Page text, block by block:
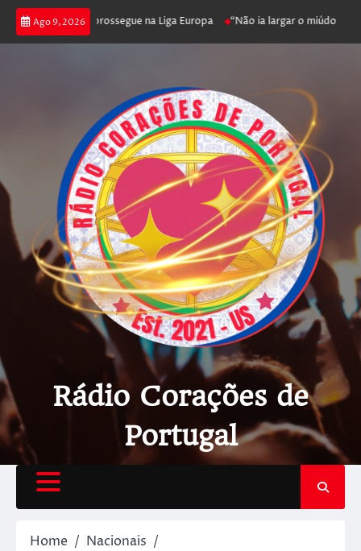
Ago 9, 2026
joga poker e prossegue na Liga Europa “Não ia largar o miúdo”.
Rádio Corações de
Portugal
Home
Nacionais